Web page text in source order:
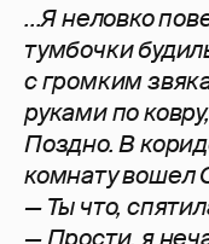
...Я неловко
тумбочки
с громким
руками по
Поздно. В
комнату вошел
— Ты что,
— Прости, я